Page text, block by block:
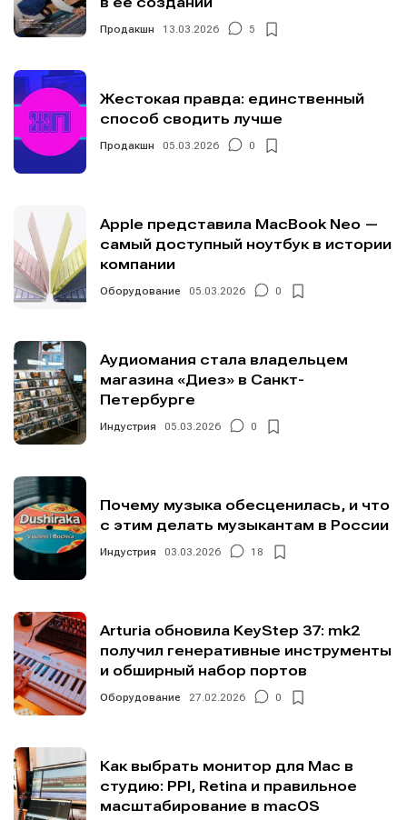
Информация
О проекте
Редакционная политика (в разработке)
Информация
О проекте
Редакционная политика (в разработке)
Продакшн 13.03.2026 5
Жестокая правда: единственный
способ сводить лучше
Продакшн 05.03.2026 0
Apple представила MacBook Neo —
самый доступный ноутбук в истории
компании
Оборудование 05.03.2026 0
Аудиомания стала владельцем
магазина «Диез» в Санкт-
Петербурге
Индустрия 05.03.2026 0
Почему музыка обесценилась, и что
с этим делать музыкантам в России
Индустрия 03.03.2026 18
Arturia обновила KeyStep 37: mk2
получил генеративные инструменты
и обширный набор портов
Оборудование 27.02.2026 0
Как выбрать монитор для Mac в
студию: PPI, Retina и правильное
масштабирование в macOS